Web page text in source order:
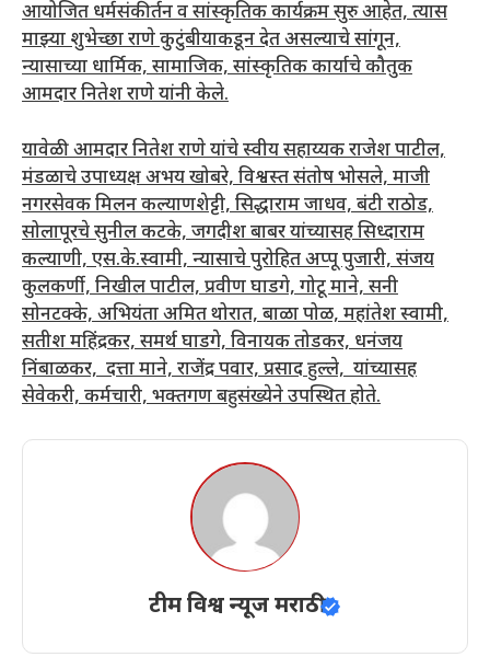
आयोजित धर्मसंकीर्तन व सांस्कृतिक कार्यक्रम सुरु आहेत, त्यास
माझ्या शुभेच्छा राणे कुटुंबीयाकडून देत असल्याचे सांगून,
न्यासाच्या धार्मिक, सामाजिक, सांस्कृतिक कार्याचे कौतुक
आमदार नितेश राणे यांनी केले.
यावेळी आमदार नितेश राणे यांचे स्वीय सहाय्यक राजेश पाटील,
मंडळाचे उपाध्यक्ष अभय खोबरे, विश्वस्त संतोष भोसले, माजी
नगरसेवक मिलन कल्याणशेट्टी, सिद्धाराम जाधव, बंटी राठोड,
सोलापूरचे सुनील कटके, जगदीश बाबर यांच्यासह सिध्दाराम
कल्याणी, एस.के.स्वामी, न्यासाचे पुरोहित अप्पू पुजारी, संजय
कुलकर्णी, निखील पाटील, प्रवीण घाडगे, गोटू माने, सनी
सोनटक्के, अभियंता अमित थोरात, बाळा पोळ, महांतेश स्वामी,
सतीश महिंद्रकर, समर्थ घाडगे, विनायक तोडकर, धनंजय
निंबाळकर, दत्ता माने, राजेंद्र पवार, प्रसाद हुल्ले, यांच्यासह
सेवेकरी, कर्मचारी, भक्तगण बहुसंख्येने उपस्थित होते.
टीम विश्व न्यूज मराठी